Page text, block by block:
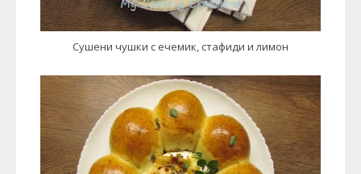
Сушени чушки с ечемик, стафиди и лимон